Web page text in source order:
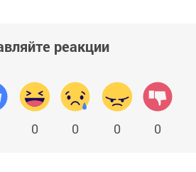
реакции
0 0 0 0